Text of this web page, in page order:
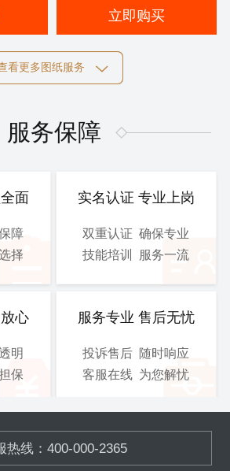
立即购买
电气施工图
图、 电气施工图等
可选服务：设计院盖章
900/工
3D图
备,OEM加工
提交文件：SOLIDWORKS
看更多图纸服务
服务保障
面
障
择
实名认证 专业上岗
双重认证 确保专业
技能培训
服务一流
心
明
保
服务专业 售后无忧
投诉售后 随时响应
客服在线 为您解忧
热线：400-000-2365